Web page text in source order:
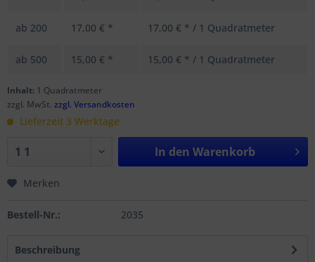
ab 200 17,00 € * 17,00 € * / 1 Quadratmeter
ab 500 15,00 € * 15,00 € * / 1 Quadratmeter
Inhalt: 1 Quadratmeter
zzgl. MwSt. zzgl. Versandkosten
Lieferzeit 3 Werktage
In den Warenkorb
Merken
Bestell-Nr.: 2035
Beschreibung